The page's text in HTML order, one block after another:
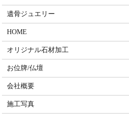
遺骨ジュエリー
HOME
オリジナル石材加工
お位牌/仏壇
会社概要
施工写真